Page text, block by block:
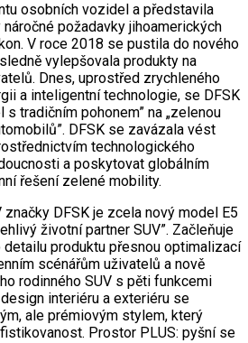
osobních vozidel a představila
požadavky jihoamerických
V roce 2018 se pustila do nového
vylepšovala produkty na
Dnes, uprostřed zrychleného
a inteligentní technologie, se DFSK
tradičním pohonem” na „zelenou
DFSK se zavázala vést
technologického
a poskytovat globálním
řešení zelené mobility.
DFSK je zcela nový model E5
životní partner SUV”. Začleňuje
detailu produktu přesnou optimalizací
scénářům uživatelů a nově
rodinného SUV s pěti funkcemi
design interiéru a exteriéru se
ale prémiovým stylem, který
Prostor PLUS: pyšní se